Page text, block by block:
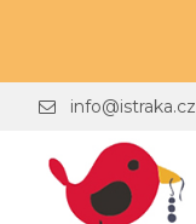
info@istraka.cz